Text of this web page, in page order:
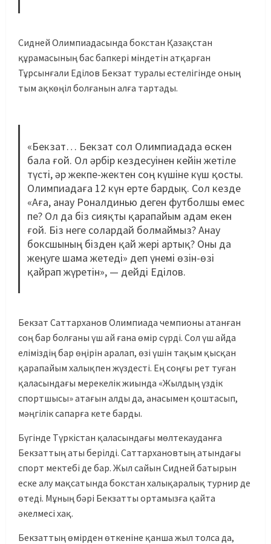
Сидней Олимпиадасында бокстан Қазақстан
құрамасының бас бапкері міндетін атқарған
Тұрсынғали Еділов Бекзат туралы естелігінде оның
тым ақкөңіл болғанын алға тартады.
«Бекзат… Бекзат сол Олимпиадада өскен
бала ғой. Ол әрбір кездесуінен кейін жетіле
түсті, әр жекпе-жектен соң күшіне күш қосты.
Олимпиадаға 12 күн ерте бардық. Сол кезде
«Аға, анау Роналдинью деген футболшы емес
пе? Ол да біз сияқты қарапайым адам екен
ғой. Біз неге солардай болмаймыз? Анау
боксшының бізден қай жері артық? Оны да
жеңуге шама жетеді» деп үнемі өзін-өзі
қайрап жүретін», — дейді Еділов.
Бекзат Саттарханов Олимпиада чемпионы атанған
соң бар болғаны үш ай ғана өмір сүрді. Сол үш айда
еліміздің бар өңірін аралап, өзі үшін тақым қысқан
қарапайым халықпен жүздесті. Ең соңғы рет туған
қаласындағы мерекелік жиында «Жылдың үздік
спортшысы» атағын алды да, анасымен қоштасып,
мәңгілік сапарға кете барды.
Бүгінде Түркістан қаласындағы мөлтекауданға
Бекзаттың аты берілді. Саттархановтың атындағы
спорт мектебі де бар. Жыл сайын Сидней батырын
еске алу мақсатында бокстан халықаралық турнир де
өтеді. Мұның бәрі Бекзатты ортамызға қайта
әкелмесі хақ.
Бекзаттың өмірден өткеніне қанша жыл толса да,